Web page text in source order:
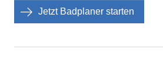
Jetzt Badplaner starten